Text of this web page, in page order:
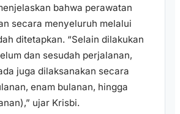
bahwa perawatan
secara menyeluruh melalui
ditetapkan. “Selain dilakukan
dan sesudah perjalanan,
juga dilaksanakan secara
enam bulanan, hingga
ujar Krisbi.